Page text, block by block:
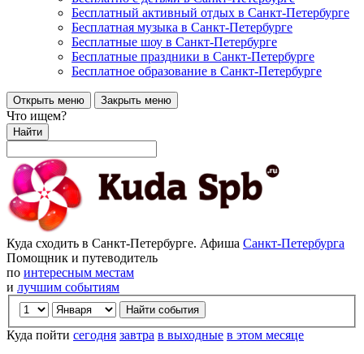
Бесплатный активный отдых в Санкт-Петербурге
Бесплатная музыка в Санкт-Петербурге
Бесплатные шоу в Санкт-Петербурге
Бесплатные праздники в Санкт-Петербурге
Бесплатное образование в Санкт-Петербурге
Открыть меню Закрыть меню
Что ищем?
Найти
Куда сходить в Санкт-Петербурге. Афиша Санкт-Петербурга
Помощник и путеводитель
по интересным местам
и лучшим событиям
Куда пойти сегодня завтра в выходные в этом месяце